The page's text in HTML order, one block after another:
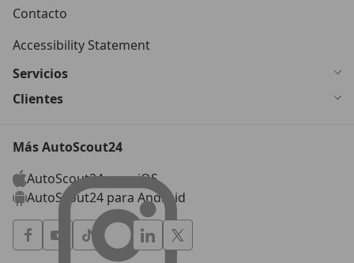
Contacto
Accessibility Statement
Servicios
Clientes
Más AutoScout24
AutoScout24 para iOS
AutoScout24 para Android